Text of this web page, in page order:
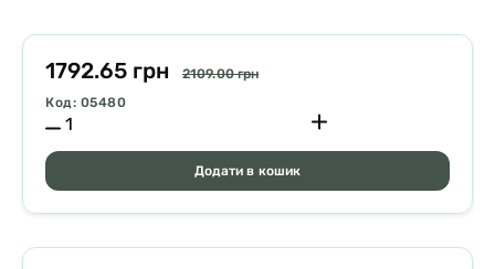
1792.65 грн
2109.00 грн
Код: 05480
Додати в кошик